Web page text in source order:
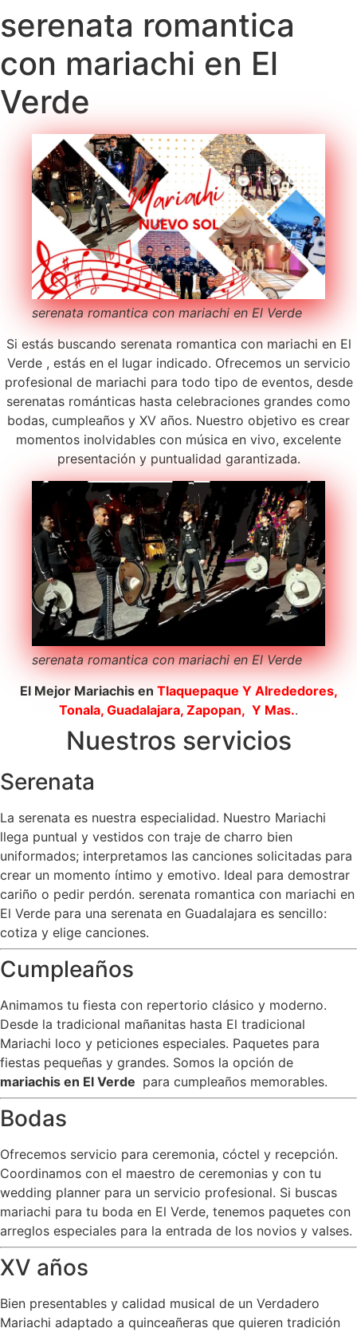
serenata romantica
con mariachi en El
Verde
serenata romantica con mariachi en El Verde
Si estás buscando serenata romantica con mariachi en El
Verde , estás en el lugar indicado. Ofrecemos un servicio
profesional de mariachi para todo tipo de eventos, desde
serenatas románticas hasta celebraciones grandes como
bodas, cumpleaños y XV años. Nuestro objetivo es crear
momentos inolvidables con música en vivo, excelente
presentación y puntualidad garantizada.
serenata romantica con mariachi en El Verde
El Mejor Mariachis en Tlaquepaque Y Alrededores,
Tonala, Guadalajara, Zapopan, Y Mas..
Nuestros servicios
Serenata
La serenata es nuestra especialidad. Nuestro Mariachi
llega puntual y vestidos con traje de charro bien
uniformados; interpretamos las canciones solicitadas para
crear un momento íntimo y emotivo. Ideal para demostrar
cariño o pedir perdón. serenata romantica con mariachi en
El Verde para una serenata en Guadalajara es sencillo:
cotiza y elige canciones.
Cumpleaños
Animamos tu fiesta con repertorio clásico y moderno.
Desde la tradicional mañanitas hasta El tradicional
Mariachi loco y peticiones especiales. Paquetes para
fiestas pequeñas y grandes. Somos la opción de
mariachis en El Verde para cumpleaños memorables.
Bodas
Ofrecemos servicio para ceremonia, cóctel y recepción.
Coordinamos con el maestro de ceremonias y con tu
wedding planner para un servicio profesional. Si buscas
mariachi para tu boda en El Verde, tenemos paquetes con
arreglos especiales para la entrada de los novios y valses.
XV años
Bien presentables y calidad musical de un Verdadero
Mariachi adaptado a quinceañeras que quieren tradición